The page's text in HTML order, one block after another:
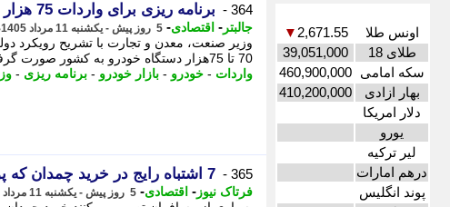
اونس طلا 2,671.55
▼
طلای 18
39,051,000
سکه امامی 460,900,000
بهار ازادی
410,200,000
دلار امریکا
یورو
لیر ترکیه
درهم امارات
پوند انگلیس
364 - برنامه ریزی برای واردات 75 هزار خودرو
جالبتر - اقتصادی- 5 روز پیش - یکشنبه 11 مرداد 1405، 04:22
وزیر صنعت، معدن و تجارت با تشریح رویکرد
70 تا 75هزار دستگاه خودرو به کشور صورت گرفته است. - محمد اتابک با اشاره ...
واردات - خودرو - بازار خودرو - برنامه ریزی -
365 - 7 اشتباه رایج در خرید چمدان که پول تان را دور می ریزد
فرتاک نیوز - اقتصادی- 5 روز پیش - یکشنبه 11 مرداد 1405، 02:15